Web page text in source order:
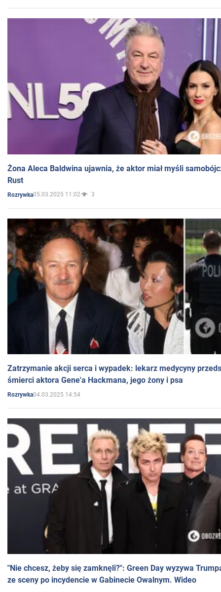
Żona Aleca Baldwina ujawnia, że aktor miał myśli
Rust
Rozrywka05.03.2025 11:02 3
Zatrzymanie akcji serca i wypadek: lekarz medycyny
śmierci aktora Gene'a Hackmana, jego żony i psa
Rozrywka04.03.2025 14:54
"Nie chcesz, żeby się zamknęli?": Green Day wyzywa
ze sceny po incydencie w Gabinecie Owalnym. Wideo